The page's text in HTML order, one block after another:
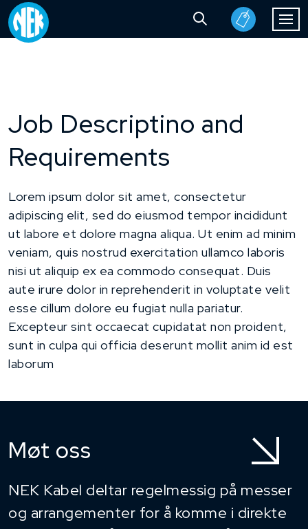
Job Descriptino and
Requirements
Lorem ipsum dolor sit amet, consectetur
adipiscing elit, sed do eiusmod tempor incididunt
ut labore et dolore magna aliqua. Ut enim ad minim
veniam, quis nostrud exercitation ullamco laboris
nisi ut aliquip ex ea commodo consequat. Duis
aute irure dolor in reprehenderit in voluptate velit
esse cillum dolore eu fugiat nulla pariatur.
Excepteur sint occaecat cupidatat non proident,
sunt in culpa qui officia deserunt mollit anim id est
laborum
Møt oss
NEK Kabel deltar regelmessig på messer
og arrangementer for å komme i direkte